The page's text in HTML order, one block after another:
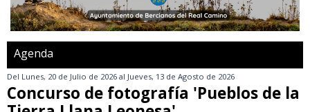
Agenda
Del Lunes, 20 de Julio de 2026 al Jueves, 13 de Agosto de 2026
Concurso de fotografía 'Pueblos de la